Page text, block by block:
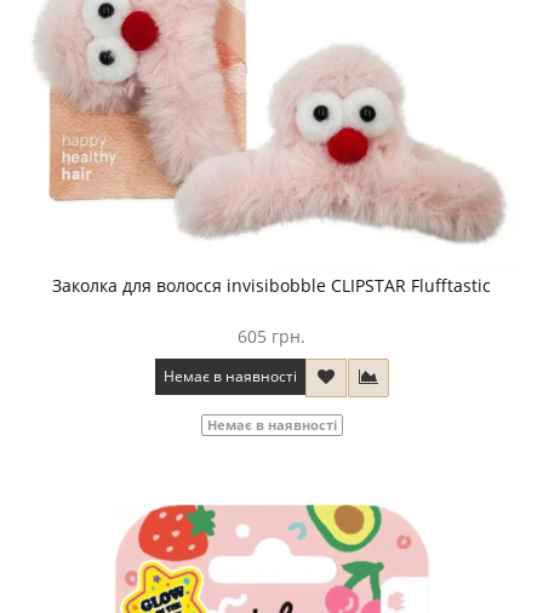
Заколка для волосся invisibobble CLIPSTAR Flufftastic
605 грн.
Немає в наявності
Немає в наявності